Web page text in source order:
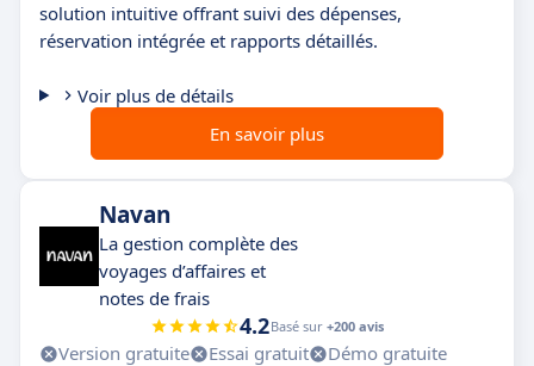
solution intuitive offrant suivi des dépenses,
réservation intégrée et rapports détaillés.
Voir plus de détails
En savoir plus
Navan
La gestion complète des
voyages d’affaires et
notes de frais
4.2Basé sur +200 avis
Version gratuite Essai gratuit
Démo gratuite